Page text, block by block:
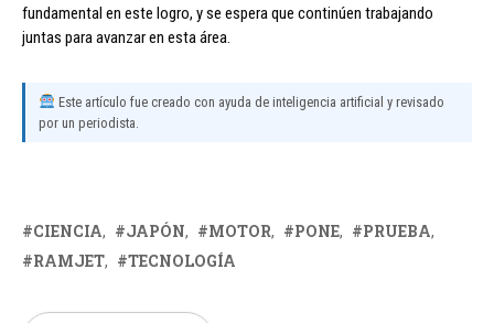
fundamental en este logro, y se espera que continúen trabajando
juntas para avanzar en esta área.
Este artículo fue creado con ayuda de inteligencia artificial y revisado
por un periodista.
CIENCIA JAPÓN MOTOR PONE
PRUEBA
RAMJET
TECNOLOGÍA